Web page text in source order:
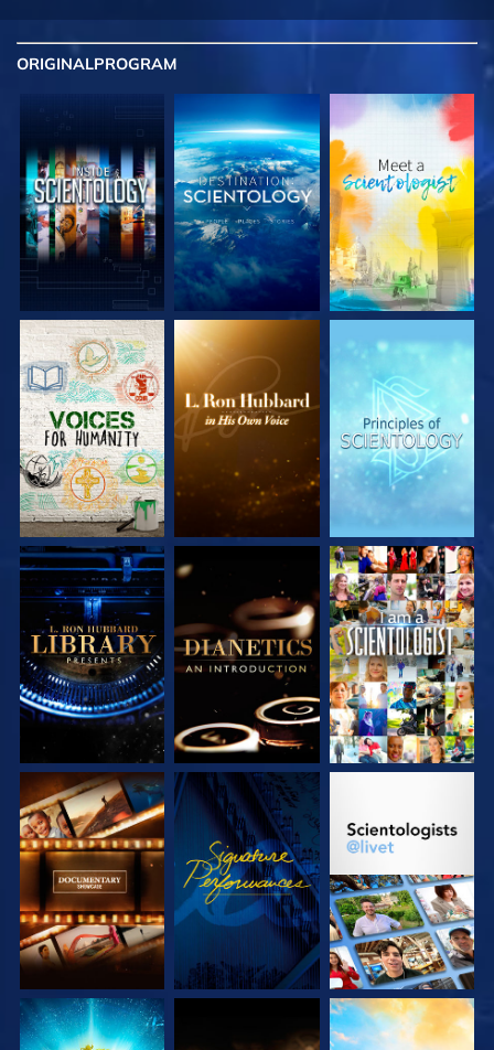
ORIGINALPROGRAM
UTFORSKA
SERIEN
UTFORSKA
SERIEN
UTFORSKA
SERIEN
UTFORSKA
SERIEN
UTFORSKA
SERIEN
TITTA
UTFORSKA
SERIEN
TITTA
UTFORSKA